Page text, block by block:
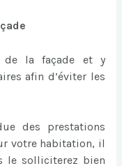
de la façade et y
afin d’éviter les
des prestations
votre habitation, il
le solliciterez bien